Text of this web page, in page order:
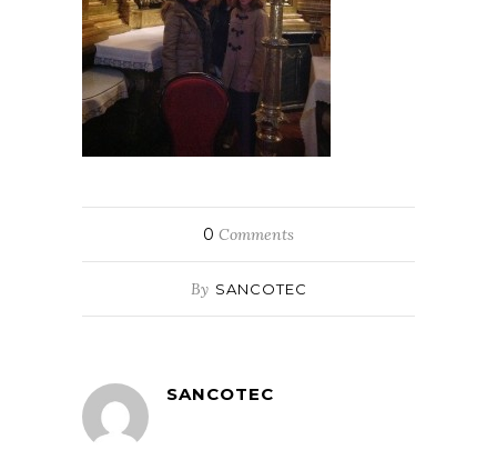
0 Comments
By SANCOTEC
SANCOTEC